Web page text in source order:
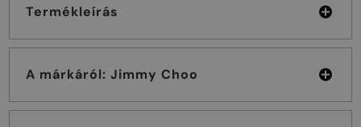
Termékleírás
A márkáról: Jimmy Choo